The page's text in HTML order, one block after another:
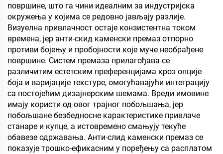
површине, што га чини идеалним за индустријска
окружења у којима се редовно јављају разлије.
Визуелна привлачност остаје конзистентна током
времена, јер анти-скид каменски премаз отпорно
противи бојењу и пробојности које муче необрађене
површине. Систем премаза прилагођава се
различитим естетским преференцијама кроз опције
боја и варијације текстуре, омогућавајући интеграцију
са постојећим дизајнерским шемама. Вреди имовине
имају користи од овог трајног побољшања, јер
побољшане безбедносне карактеристике привлаче
станаре и купце, а истовремено смањују текуће
обавезе одржавања. Анти-слид каменски премаз се
показује трошко-ефикасним у поређењу са расплатом